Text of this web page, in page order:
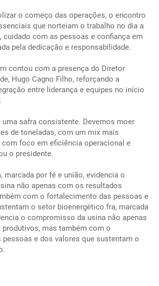
o começo das operações, o encontro
que norteiam o trabalho no dia a
cuidado com as pessoas e confiança em
pela dedicação e responsabilidade.
contou com a presença do Diretor
Hugo Cagno Filho, reforçando a
entre liderança e equipes no início
uma safra consistente. Devemos moer
de toneladas, com um mix mais
foco em eficiência operacional e
o presidente.
marcada por fé e união, evidencia o
não apenas com os resultados
com o fortalecimento das pessoas e
o setor bioenergético.fra, marcada
o compromisso da usina não apenas
mas também com o
e dos valores que sustentam o